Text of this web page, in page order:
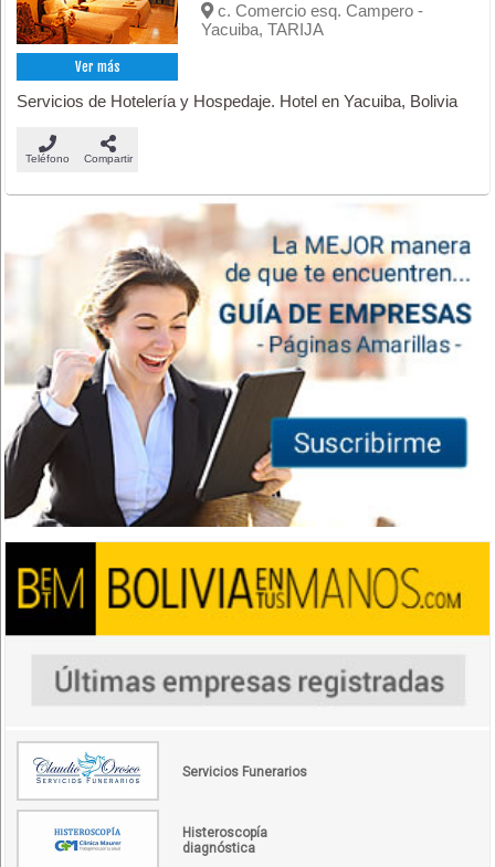
Ver más
c. Comercio esq. Campero -
Yacuiba, TARIJA
Servicios de Hotelería y Hospedaje. Hotel en Yacuiba, Bolivia
Teléfono Compartir
Servicios Funerarios
Histeroscopía
diagnóstica